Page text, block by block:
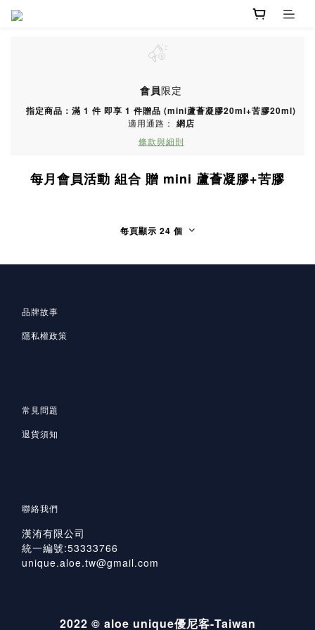
會員限定
指定商品：滿 1 件 即享 1 件贈品 (mini蘆薈凝膠20ml+苦膠20ml)
適用通路： 網店
條款與細則
每月會員活動 組合 贈 mini 蘆薈凝膠+苦膠
每頁顯示 24 個
品牌故事
隱私權政策
常見問題
退貨須知
聯絡我們
漢洧有限公司
統一編號:53333766
unique.aloe.tw@gmail.com
2022 © aloe unique優尼客-Taiwan